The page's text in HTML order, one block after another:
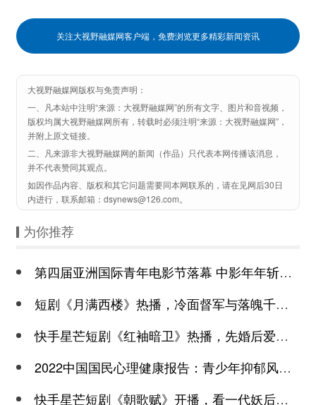
关注大视野融媒网客户端，免费浏览更多精彩新闻资讯
大视野融媒网版权与免责声明：
一、凡本站中注明“来源：大视野融媒网”的所有文字、图片和音视频，
版权均属大视野融媒网所有，转载时必须注明“来源：大视野融媒网”，
并附上原文链接。
二、凡来源非大视野融媒网的新闻（作品）只代表本网传播该消息，
并不代表赞同其观点。
如因作品内容、版权和其它问题需要同本网联系的，请在见网后30日
内进行，联系邮箱：dsynews@126.com。
为你推荐
第四届亚洲国际青年电影节落幕 中影年年斩获颇丰
短剧《月满西楼》热播，冷面督军与落魄千金谱写民国传奇
快手星芒短剧《红袖暗卫》热播，先婚后爱诠释别样浪漫
2022中国国民心理健康报告：青少年抑郁风险高于成年
快手星芒短剧《朝歌赋》开播，看一代妖后与心机皇上极限拉扯